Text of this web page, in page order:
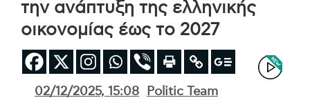
την ανάπτυξη της ελληνικής
οικονομίας έως το 2027
02/12/2025, 15:08 Politic Team